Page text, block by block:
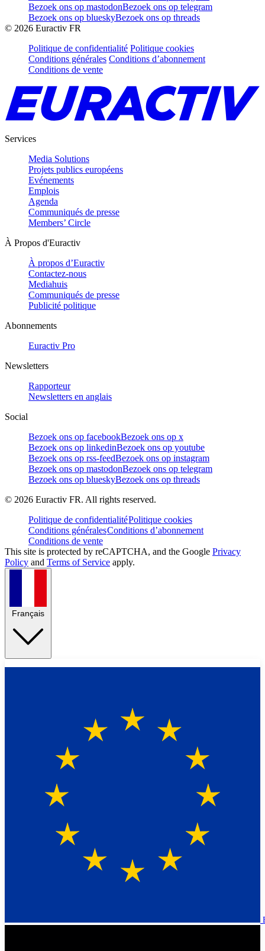
Bezoek ons op mastodonBezoek ons op telegram
Bezoek ons op blueskyBezoek ons op threads
© 2026 Euractiv FR
Politique de confidentialité Politique cookies
Conditions générales Conditions d’abonnement
Conditions de vente
Services
Media Solutions
Projets publics européens
Evénements
Emplois
Agenda
Communiqués de presse
Members’ Circle
À Propos d'Euractiv
À propos d’Euractiv
Contactez-nous
Mediahuis
Communiqués de presse
Publicité politique
Abonnements
Euractiv Pro
Newsletters
Rapporteur
Newsletters en anglais
Social
Bezoek ons op facebookBezoek ons op x
Bezoek ons op linkedinBezoek ons op youtube
Bezoek ons op rss-feedBezoek ons op instagram
Bezoek ons op mastodonBezoek ons op telegram
Bezoek ons op blueskyBezoek ons op threads
© 2026 Euractiv FR. All rights reserved.
Politique de confidentialitéPolitique cookies
Conditions généralesConditions d’abonnement
Conditions de vente
This site is protected by reCAPTCHA, and the Google Privacy
Policy and Terms of Service apply.
Français